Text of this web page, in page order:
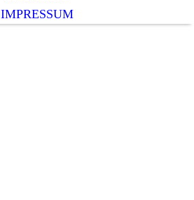
IMPRESSUM